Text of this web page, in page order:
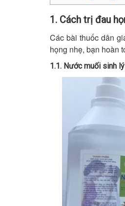
1. Cách trị đau
Các bài thuốc dân
họng nhẹ, bạn hoàn
1.1. Nước muối sinh lý